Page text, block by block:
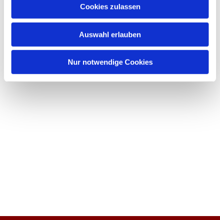
Cookies zulassen
Auswahl erlauben
Nur notwendige Cookies